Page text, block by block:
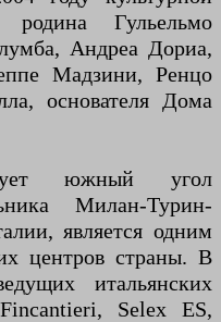
Гульельмо
Андреа Дориа,
Мадзини, Ренцо
основателя Дома
южный угол
Милан-Турин-
является одним
центров страны. В
итальянских
Selex ES,